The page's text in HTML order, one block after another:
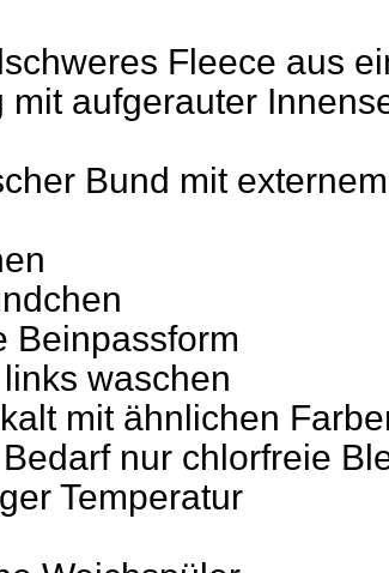
Fleece aus
aufgerauter
Bund mit externem
Beinpassform
waschen
mit ähnlichen
nur chlorfreie
Temperatur